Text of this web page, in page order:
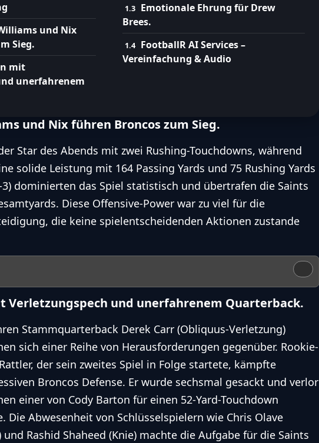
und Nix
Sieg.
mit
unerfahrenem
Emotionale Ehrung für Drew
Brees.
FootballR AI Services –
Vereinfachung & Audio
und Nix führen Broncos zum Sieg.
Star des Abends mit zwei Rushing-Touchdowns, während
solide Leistung mit 164 Passing Yards und 75 Rushing Yards
dominierten das Spiel statistisch und übertrafen die Saints
Diese Offensive-Power war zu viel für die
die keine spielentscheidenden Aktionen zustande
Verletzungspech und unerfahrenem Quarterback.
Stammquarterback Derek Carr (Obliquus-Verletzung)
sich einer Reihe von Herausforderungen gegenüber. Rookie-
der sein zweites Spiel in Folge startete, kämpfte
Broncos Defense. Er wurde sechsmal gesackt und verlor
einer von Cody Barton für einen 52-Yard-Touchdown
Die Abwesenheit von Schlüsselspielern wie Chris Olave
Rashid Shaheed (Knie) machte die Aufgabe für die Saints